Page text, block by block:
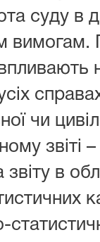
суду в
чи
звіті
в